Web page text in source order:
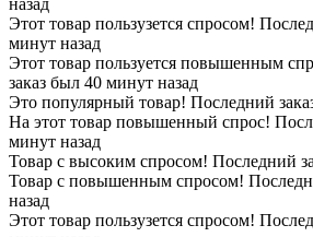
Этот товар пользузется спросом!
минут назад
Этот товар пользуется повышенным
заказ был 40 минут назад
Это популярный товар! Последний
На этот товар повышенный спрос!
минут назад
Товар с высоким спросом! Последний
Товар с повышенным спросом!
назад
Этот товар пользузется спросом!